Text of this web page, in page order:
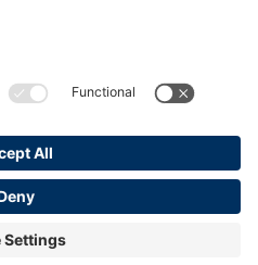
AGBs
Grundl Institut